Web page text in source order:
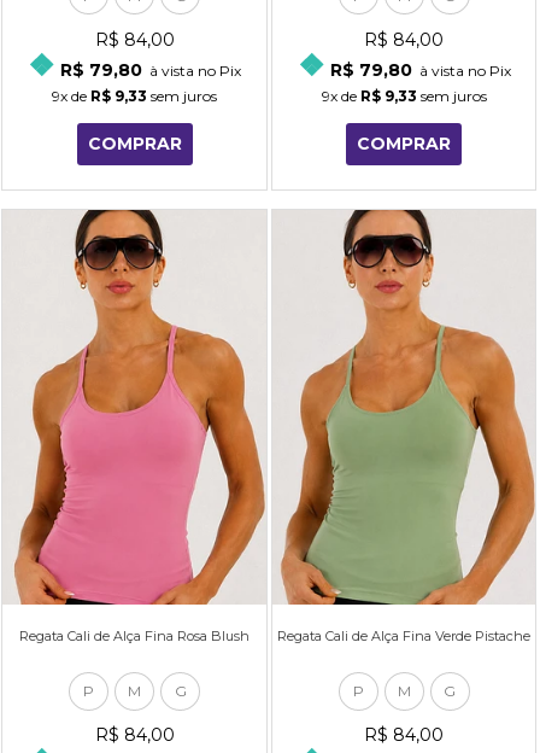
R$ 84,00
R$ 79,80 à vista no Pix
9x de R$ 9,33 sem juros
COMPRAR
R$ 84,00
R$ 79,80 à vista no Pix
9xde R$ 9,33 sem juros
COMPRAR
Regata Cali de Alça Fina Rosa Blush
P M G
R$ 84,00
Regata Cali de Alça Fina Verde Pistache
P M G
R$ 84,00